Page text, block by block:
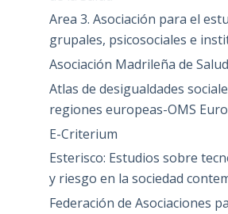
Area 3. Asociación para el
grupales, psicosociales e
Asociación Madrileña de
Atlas de desigualdades
regiones europeas-OMS
E-Criterium
Esterisco: Estudios sobre
y riesgo en la sociedad
Federación de Asociaciones